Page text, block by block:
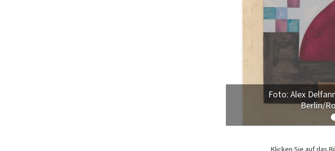
Foto: Alex
Berlin/